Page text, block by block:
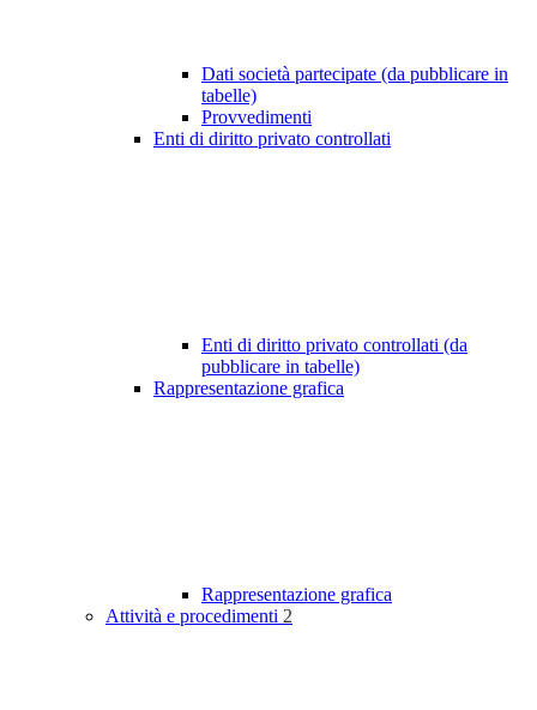
Dati società partecipate (da pubblicare in
tabelle)
Provvedimenti
Enti di diritto privato controllati
Enti di diritto privato controllati (da
pubblicare in tabelle)
Rappresentazione grafica
Rappresentazione grafica
Attività e procedimenti 2